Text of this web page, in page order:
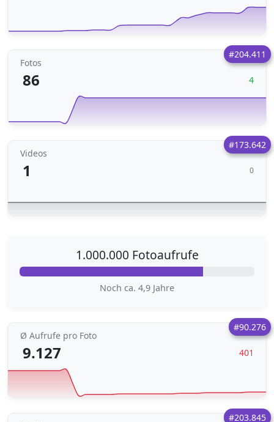
#204.411
Fotos
86 4
#173.642
Videos
1 0
1.000.000 Fotoaufrufe
Noch ca. 4,9 Jahre
#90.276
Ø Aufrufe pro Foto
9.127 401
#203.845